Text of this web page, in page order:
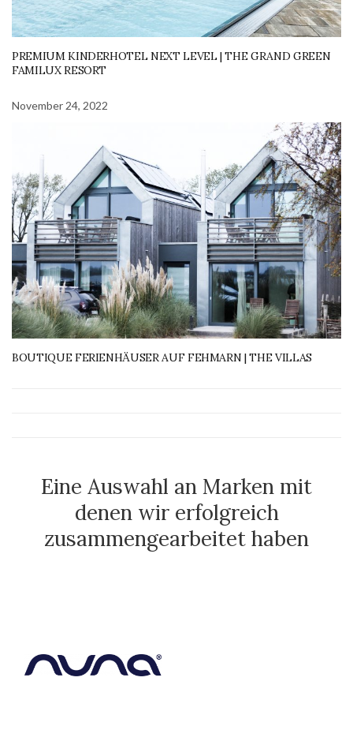
PREMIUM KINDERHOTEL NEXT LEVEL | THE GRAND GREEN
FAMILUX RESORT
November 24, 2022
BOUTIQUE FERIENHÄUSER AUF FEHMARN | THE VILLAS
Eine Auswahl an Marken mit
denen wir erfolgreich
zusammengearbeitet haben